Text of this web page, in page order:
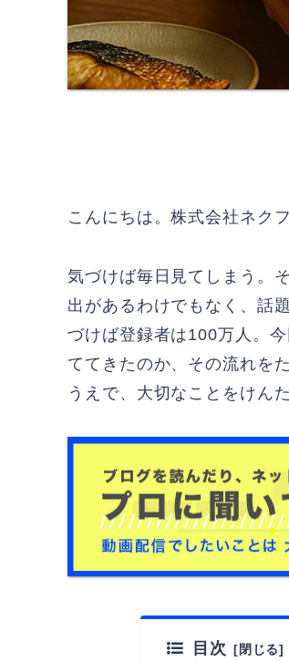
こんにちは。株式会社ネク
気づけば毎日見てしまう。
出があるわけでもなく、話
づけば登録者は100万人。
ててきたのか、その流れを
うえで、大切なことをけん
目次